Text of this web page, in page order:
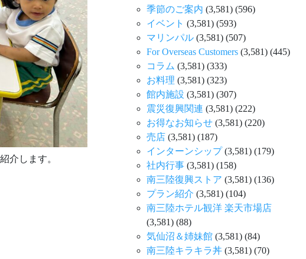
介します。
季節のご案内 (3,581) (596)
イベント (3,581) (593)
マリンパル (3,581) (507)
For Overseas Customers (3,581) (445)
コラム (3,581) (333)
お料理 (3,581) (323)
館内施設 (3,581) (307)
震災復興関連 (3,581) (222)
お得なお知らせ (3,581) (220)
売店 (3,581) (187)
インターンシップ(3,581) (179)
社内行事 (3,581) (158)
南三陸復興ストア (3,581) (136)
プラン紹介 (3,581) (104)
南三陸ホテル観洋 楽天市場店
(3,581) (88)
気仙沼＆姉妹館 (3,581) (84)
南三陸キラキラ丼 (3,581) (70)